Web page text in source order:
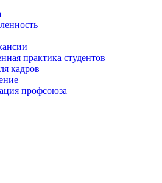
практика студентов
кадров
профсоюза